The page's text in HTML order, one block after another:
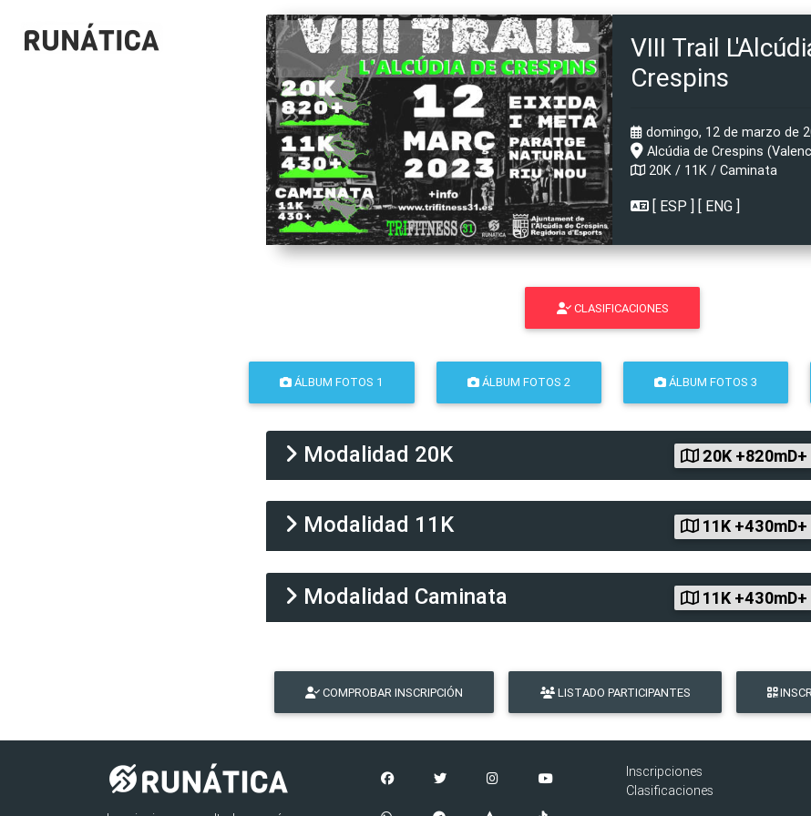
VIII Trail
Crespins
domingo, 12 de marzo de
Alcúdia de Crespins
20K / 11K / Caminata
[ ESP ] [ ENG ]
CLASIFICACIONES
ÁLBUM FOTOS 1 ÁLBUM FOTOS 2 ÁLBUM FOTOS 3
Modalidad 20K 20K +820mD+
Modalidad 11K 11K +430mD+
Modalidad Caminata 11K +430mD+
COMPROBAR INSCRIPCIÓN LISTADO PARTICIPANTES
Inscripciones
Clasificaciones